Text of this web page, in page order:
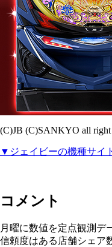
(C)JB (C)SANKYO all right
▼ジェイビーの機種サイ
コメント
月曜に数値を定点観測デ
信頼度はある店舗シェア